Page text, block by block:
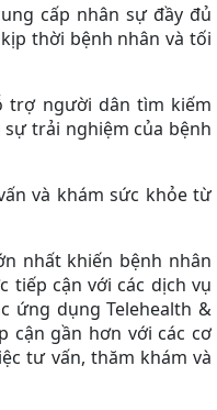
cấp nhân sự đầy đủ
thời bệnh nhân và tối
trợ người dân tìm kiếm
trải nghiệm của bệnh
và khám sức khỏe từ
nhất khiến bệnh nhân
tiếp cận với các dịch vụ
ứng dụng Telehealth &
cận gần hơn với các cơ
tư vấn, thăm khám và